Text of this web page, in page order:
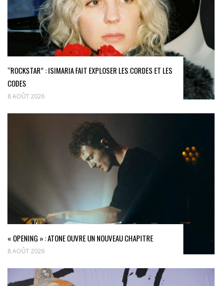
“ROCKSTAR” : ISIMARIA FAIT EXPLOSER LES CORDES ET LES
CODES
8 AOÛT 2026
« OPENING » : ATONE OUVRE UN NOUVEAU CHAPITRE
8 AOÛT 2026